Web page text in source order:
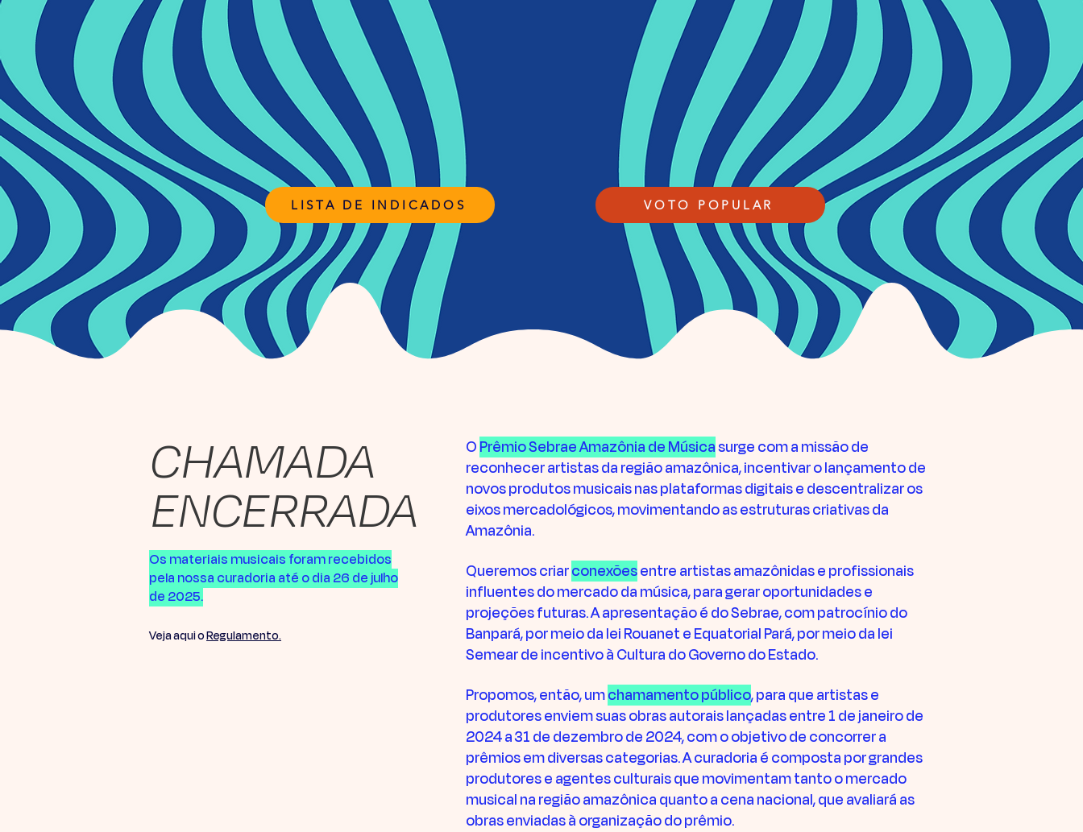
LISTA DE INDICADOS VOTO POPULAR
CHAMADA
ENCERRADA
Os materiais musicais foram recebidos
pela nossa curadoria até o dia 26 de julho
de 2025.
Veja aqui oRegulamento.
OPrêmio Sebrae Amazônia de Músicasurge com a missão de
reconhecer artistas da região amazônica, incentivar o lançamento de
novos produtos musicais nas plataformas digitais e descentralizar os
eixos mercadológicos, movimentando as estruturas criativas da
Amazônia.
Queremos criarconexõesentre artistas amazônidas e profissionais
influentes do mercado da música, para gerar oportunidades e
projeções futuras. A apresentação é do Sebrae, com patrocínio do
Banpará, por meio da lei Rouanet e Equatorial Pará, por meio da lei
Semear de incentivo à Cultura do Governo do Estado.​
Propomos, então, umchamamento público, para que artistas e
produtores enviem suas obras autorais lançadas entre 1 de janeiro de
2024 a 31 de dezembro de 2024, com o objetivo de concorrer a
prêmios em diversas categorias. A curadoria é composta por grandes
produtores e agentes culturais que movimentam tanto o mercado
musical na região amazônica quanto a cena nacional, que avaliará as
obras enviadas à organização do prêmio.